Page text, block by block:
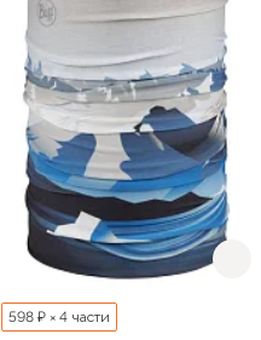
598 ₽ × 4 части